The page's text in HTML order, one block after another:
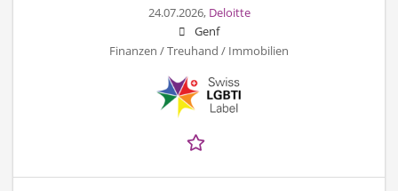
24.07.2026, Deloitte
Genf
Finanzen / Treuhand / Immobilien